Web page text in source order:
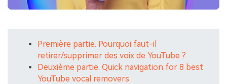
Première partie. Pourquoi faut-il
retirer/supprimer des voix de YouTube ?
Deuxième partie. Quick navigation for 8 best
YouTube vocal removers